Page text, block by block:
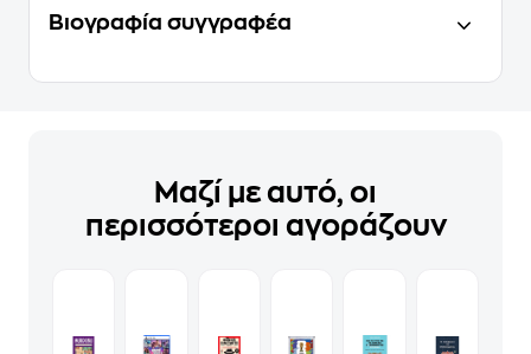
Βιογραφία συγγραφέα
Μαζί με αυτό, οι
περισσότεροι αγοράζουν